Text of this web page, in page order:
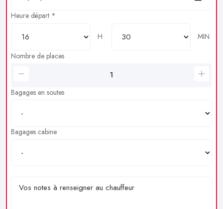
Heure départ *
H
MIN
Nombre de places
Bagages en soutes
Bagages cabine